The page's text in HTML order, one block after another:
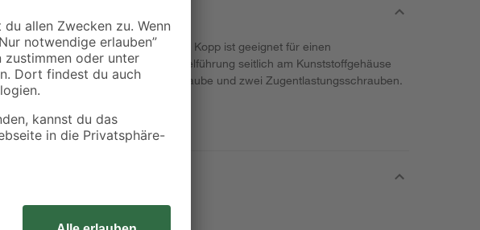
Schuko-Winkelstecker der Marke Kopp ist geeignet für einen
bis 3x 1,5 mm², wobei die Kabelführung seitlich am Kunststoffgehäuse
erhalten Sie eine Gehäuseschraube und zwei Zugentlastungsschrauben.